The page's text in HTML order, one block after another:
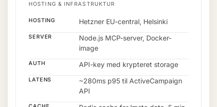
HOSTING & INFRASTRUKTUR
HOSTING Hetzner EU-central, Helsinki
SERVER
Node.js MCP-server, Docker-
image
AUTH API-key med krypteret storage
LATENS
~280ms p95 til ActiveCampaign
API